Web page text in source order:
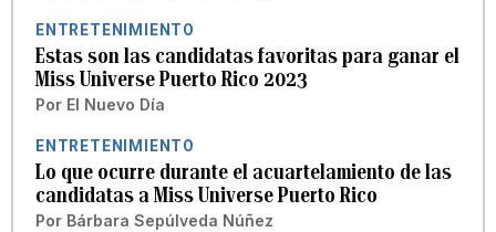
ENTRETENIMIENTO
Estas son las candidatas favoritas para ganar el
Miss Universe Puerto Rico 2023
Por El Nuevo Día
ENTRETENIMIENTO
Lo que ocurre durante el acuartelamiento de las
candidatas a Miss Universe Puerto Rico
Por Bárbara Sepúlveda Núñez